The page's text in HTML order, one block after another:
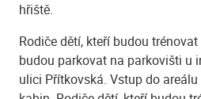
hřiště.
Rodiče dětí, kteří budou
budou parkovat na parkovišti u
ulici Přítkovská. Vstup do